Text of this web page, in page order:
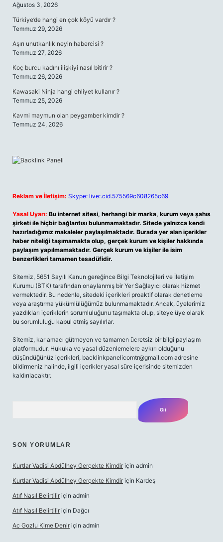
Ağustos 3, 2026
Türkiye’de hangi en çok köyü vardır ?
Temmuz 29, 2026
Aşırı unutkanlık neyin habercisi ?
Temmuz 27, 2026
Koç burcu kadını ilişkiyi nasıl bitirir ?
Temmuz 26, 2026
Kawasaki Ninja hangi ehliyet kullanır ?
Temmuz 25, 2026
Kavmi maymun olan peygamber kimdir ?
Temmuz 24, 2026
Reklam ve İletişim: Skype: live:.cid.575569c608265c69
Yasal Uyarı: Bu internet sitesi, herhangi bir marka, kurum veya şahıs
şirketi ile hiçbir bağlantısı bulunmamaktadır. Sitede yalnızca kendi
hazırladığımız makaleler paylaşılmaktadır. Burada yer alan içerikler
haber niteliği taşımamakta olup, gerçek kurum ve kişiler hakkında
paylaşım yapılmamaktadır. Gerçek kurum ve kişiler ile isim
benzerlikleri tamamen tesadüfidir.
Sitemiz, 5651 Sayılı Kanun gereğince Bilgi Teknolojileri ve İletişim
Kurumu (BTK) tarafından onaylanmış bir Yer Sağlayıcı olarak hizmet
vermektedir. Bu nedenle, sitedeki içerikleri proaktif olarak denetleme
veya araştırma yükümlülüğümüz bulunmamaktadır. Ancak, üyelerimiz
yazdıkları içeriklerin sorumluluğunu taşımakta olup, siteye üye olarak
bu sorumluluğu kabul etmiş sayılırlar.
Sitemiz, kar amacı gütmeyen ve tamamen ücretsiz bir bilgi paylaşım
platformudur. Hukuka ve yasal düzenlemelere aykırı olduğunu
düşündüğünüz içerikleri, backlinkpanelicomtr@gmail.com adresine
bildirmeniz halinde, ilgili içerikler yasal süre içerisinde sitemizden
kaldırılacaktır.
SON YORUMLAR
Kurtlar Vadisi Abdülhey Gerçekte Kimdir için admin
Kurtlar Vadisi Abdülhey Gerçekte Kimdir için Kardeş
Atıf Nasıl Belirtilir için admin
Atıf Nasıl Belirtilir için Dağcı
Ac Gozlu Kime Denir için admin